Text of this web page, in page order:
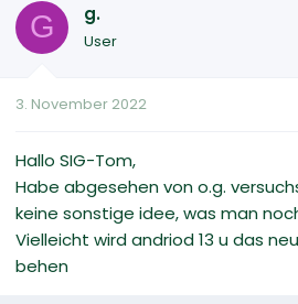
G g.
User
3. November 2022
Hallo SIG-Tom,
Habe abgesehen von o.g.
keine sonstige idee, was man
Vielleicht wird andriod 13 u das
behen